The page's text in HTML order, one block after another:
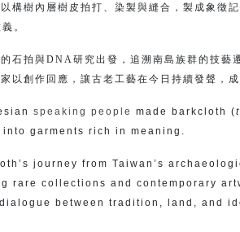
構樹內層樹皮拍打、染製與縫合，製成象
。
石拍與DNA研究出發，追溯南島族群的技藝
以創作回應，讓古老工藝在今日持續發聲，成
speaking people made barkcloth (
garments rich in meaning.
journey from Taiwan’s
rare collections and contemporary
between tradition, land, and